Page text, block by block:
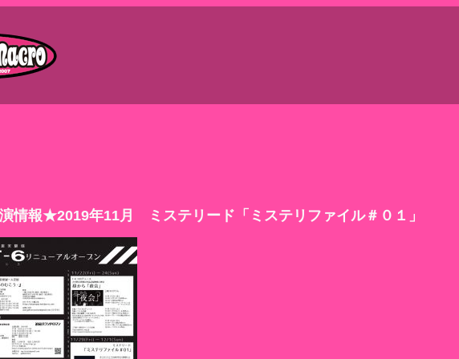
情報★2019年11月 ミステリード「ミステリファイル＃０１」